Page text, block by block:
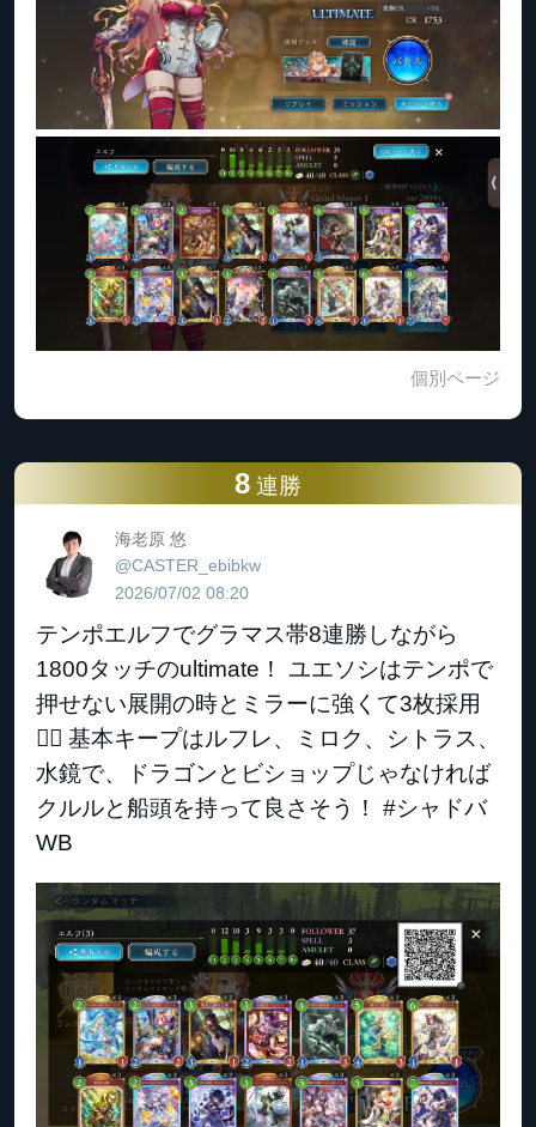
個別ページ
8 連勝
海老原 悠
@CASTER_ebibkw
2026/07/02 08:20
テンポエルフでグラマス帯8連勝しながら
1800タッチのultimate！ ユエソシはテンポで
押せない展開の時とミラーに強くて3枚採用
🙆‍♂️ 基本キープはルフレ、ミロク、シトラス、
水鏡で、ドラゴンとビショップじゃなければ
クルルと船頭を持って良さそう！ #シャドバ
WB